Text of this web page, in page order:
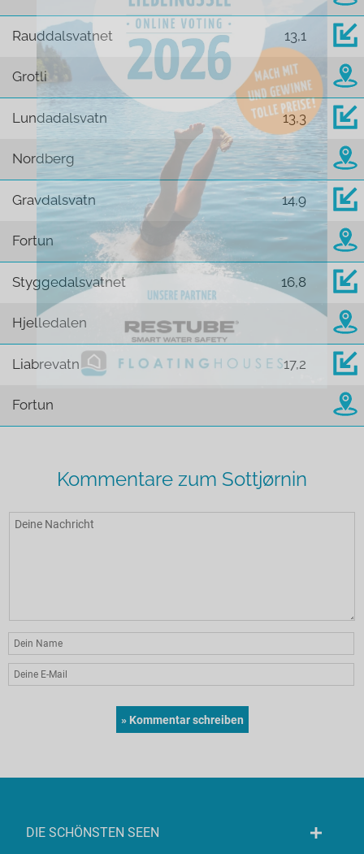
Rauddalsvatnet 13,1
Grotli
Lundadalsvatn 13,3
Nordberg
Gravdalsvatn 14,9
Fortun
Styggedalsvatnet 16,8
Hjelledalen
Liabrevatn 17,2
Fortun
Kommentare zum Sottjørnin
DIE SCHÖNSTEN SEEN